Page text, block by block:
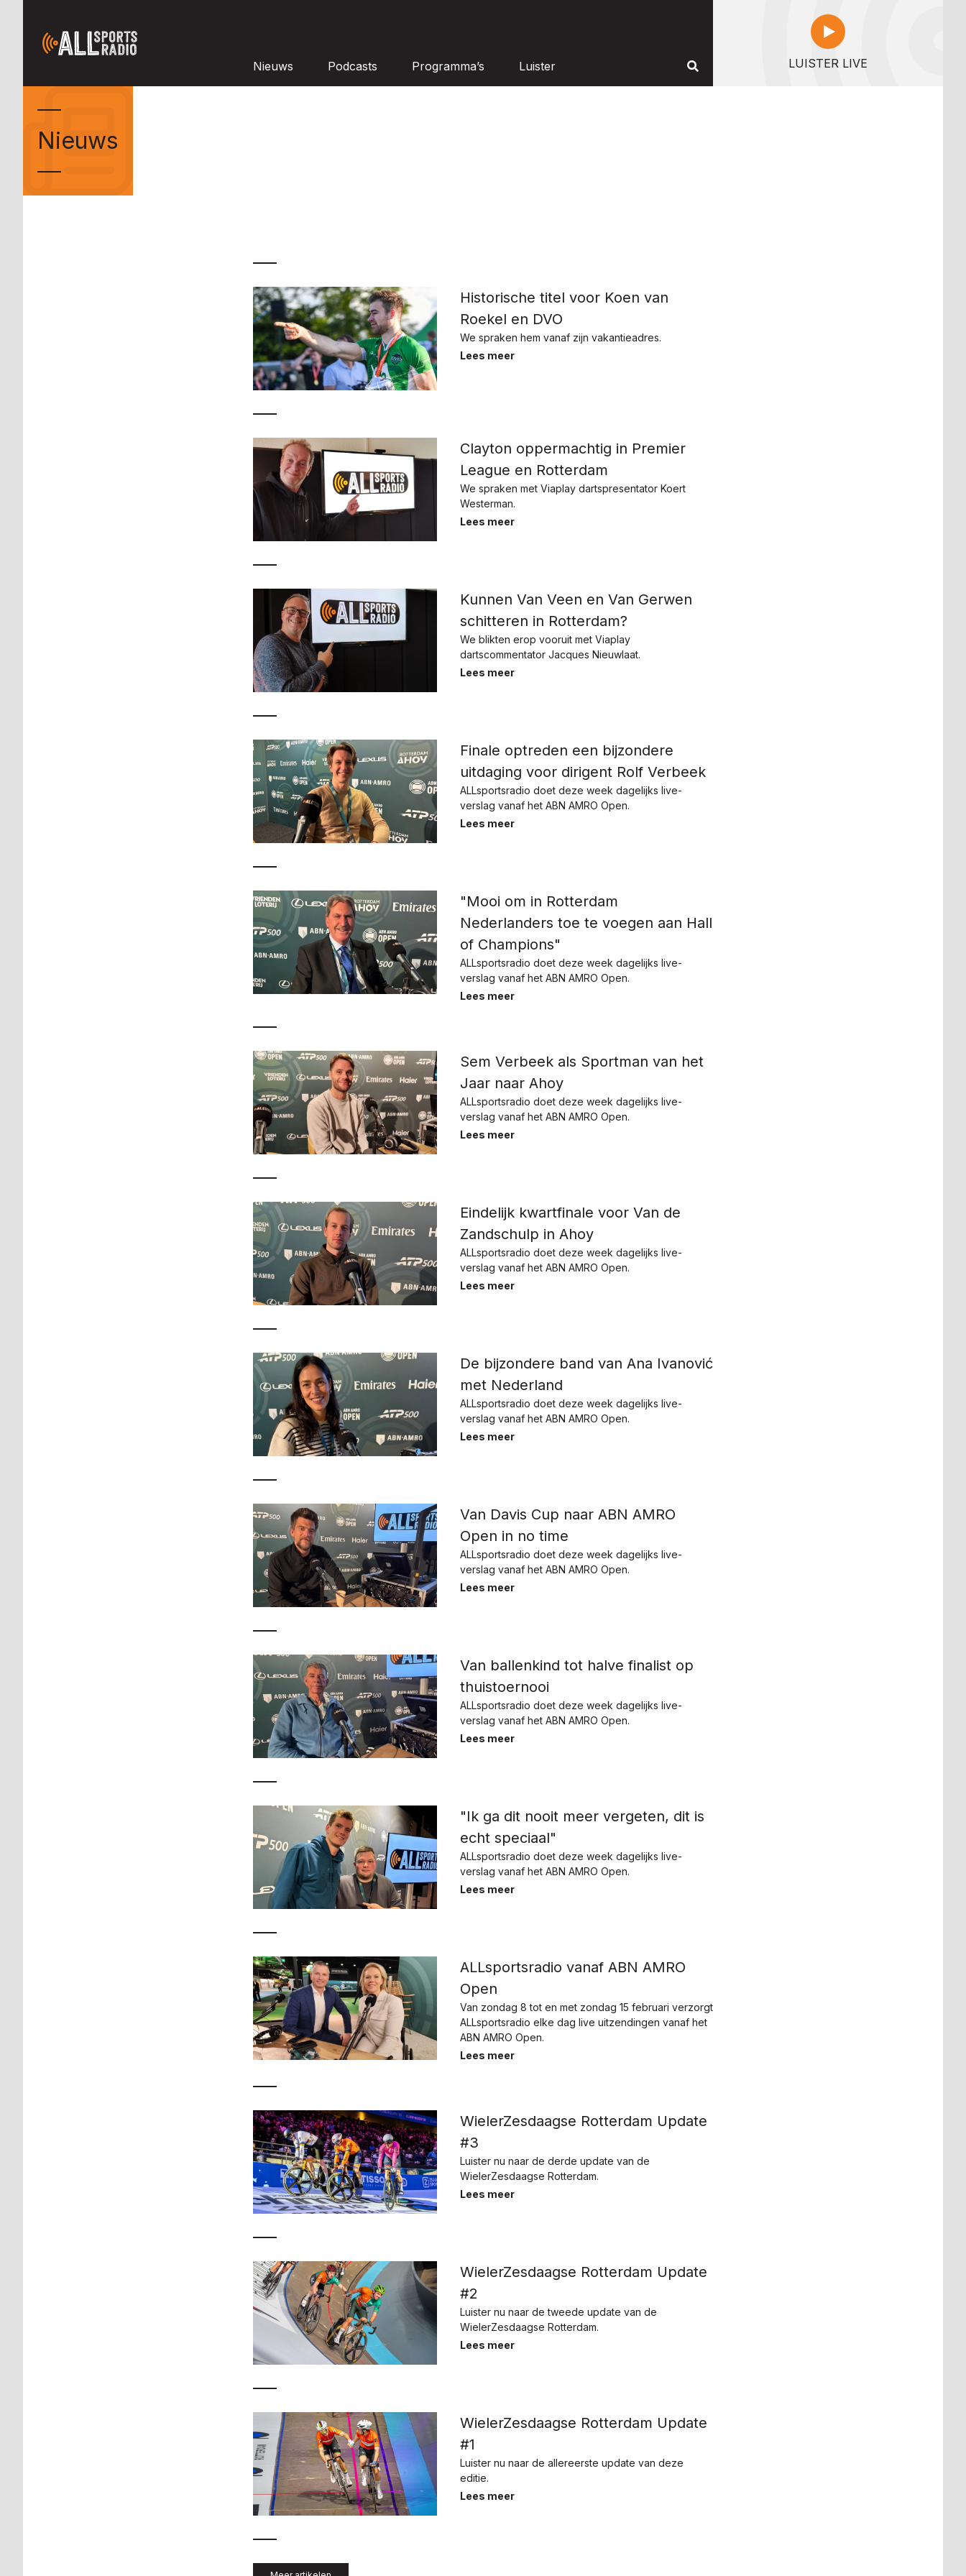
Nieuws Podcasts Programma’s Luister LUISTER LIVE
Nieuws
Historische titel voor Koen van
Roekel en DVO
We spraken hem vanaf zijn vakantieadres.
Lees meer
Clayton oppermachtig in Premier
League en Rotterdam
We spraken met Viaplay dartspresentator Koert
Westerman.
Lees meer
Kunnen Van Veen en Van Gerwen
schitteren in Rotterdam?
We blikten erop vooruit met Viaplay
dartscommentator Jacques Nieuwlaat.
Lees meer
Finale optreden een bijzondere
uitdaging voor dirigent Rolf Verbeek
ALLsportsradio doet deze week dagelijks live-
verslag vanaf het ABN AMRO Open.
Lees meer
"Mooi om in Rotterdam
Nederlanders toe te voegen aan Hall
of Champions"
ALLsportsradio doet deze week dagelijks live-
verslag vanaf het ABN AMRO Open.
Lees meer
Sem Verbeek als Sportman van het
Jaar naar Ahoy
ALLsportsradio doet deze week dagelijks live-
verslag vanaf het ABN AMRO Open.
Lees meer
Eindelijk kwartfinale voor Van de
Zandschulp in Ahoy
ALLsportsradio doet deze week dagelijks live-
verslag vanaf het ABN AMRO Open.
Lees meer
De bijzondere band van Ana Ivanović
met Nederland
ALLsportsradio doet deze week dagelijks live-
verslag vanaf het ABN AMRO Open.
Lees meer
Van Davis Cup naar ABN AMRO
Open in no time
ALLsportsradio doet deze week dagelijks live-
verslag vanaf het ABN AMRO Open.
Lees meer
Van ballenkind tot halve finalist op
thuistoernooi
ALLsportsradio doet deze week dagelijks live-
verslag vanaf het ABN AMRO Open.
Lees meer
"Ik ga dit nooit meer vergeten, dit is
echt speciaal"
ALLsportsradio doet deze week dagelijks live-
verslag vanaf het ABN AMRO Open.
Lees meer
ALLsportsradio vanaf ABN AMRO
Open
Van zondag 8 tot en met zondag 15 februari verzorgt
ALLsportsradio elke dag live uitzendingen vanaf het
ABN AMRO Open.
Lees meer
WielerZesdaagse Rotterdam Update
#3
Luister nu naar de derde update van de
WielerZesdaagse Rotterdam.
Lees meer
WielerZesdaagse Rotterdam Update
#2
Luister nu naar de tweede update van de
WielerZesdaagse Rotterdam.
Lees meer
WielerZesdaagse Rotterdam Update
#1
Luister nu naar de allereerste update van deze
editie.
Lees meer